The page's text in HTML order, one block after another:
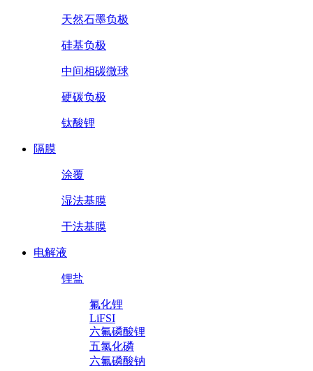
天然石墨负极
硅基负极
中间相碳微球
硬碳负极
钛酸锂
隔膜
涂覆
湿法基膜
干法基膜
电解液
锂盐
氟化锂
LiFSI
六氟磷酸锂
五氯化磷
六氟磷酸钠